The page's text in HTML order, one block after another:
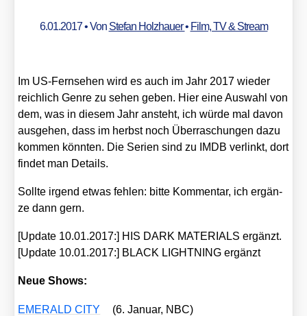
6.01.2017• Von Stefan Holzhauer• Film, TV & Stream
Im US-Fern­se­hen wird es auch im Jahr 2017 wie­der
reich­lich Gen­re zu sehen geben. Hier eine Aus­wahl von
dem, was in die­sem Jahr ansteht, ich wür­de mal davon
aus­ge­hen, dass im herbst noch Über­ra­schun­gen dazu
kom­men könn­ten. Die Seri­en sind zu IMDB ver­linkt, dort
fin­det man Details.
Soll­te irgend etwas feh­len: bit­te Kom­men­tar, ich ergän­
ze dann gern.
[Update 10.01.2017:] HIS DARK MATERIALS ergänzt.
[Update 10.01.2017:] BLACK LIGHTNING ergänzt
Neue Shows:
EMERALD CITY (6. Janu­ar, NBC)